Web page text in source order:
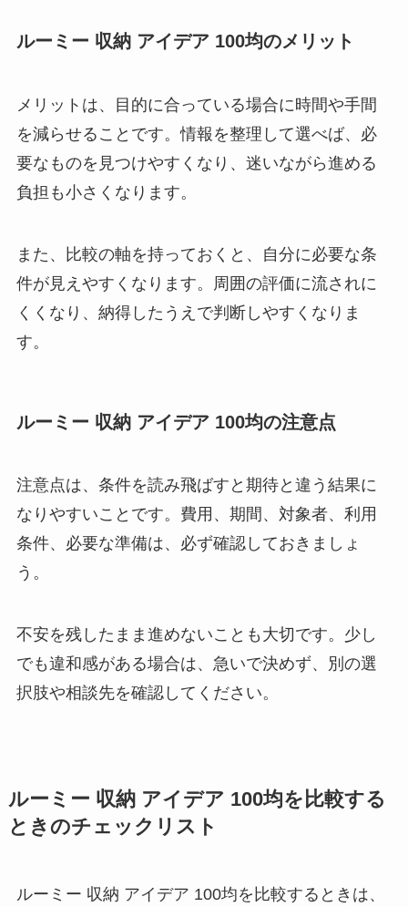
ルーミー 収納 アイデア 100均のメリット
メリットは、目的に合っている場合に時間や手間
を減らせることです。情報を整理して選べば、必
要なものを見つけやすくなり、迷いながら進める
負担も小さくなります。
また、比較の軸を持っておくと、自分に必要な条
件が見えやすくなります。周囲の評価に流されに
くくなり、納得したうえで判断しやすくなりま
す。
ルーミー 収納 アイデア 100均の注意点
注意点は、条件を読み飛ばすと期待と違う結果に
なりやすいことです。費用、期間、対象者、利用
条件、必要な準備は、必ず確認しておきましょ
う。
不安を残したまま進めないこと も大切です。少し
でも違和感がある場合は、急いで決めず、別の選
択肢や相談先を確認してください。
ルーミー 収納 アイデア 100均を比較する
ときのチェックリスト
ルーミー 収納 アイデア 100均を比較するときは、